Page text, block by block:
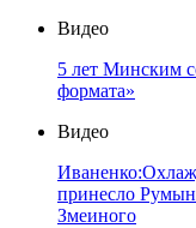
Видео
5 лет Минским
формата»
Видео
принесло
Змеиного